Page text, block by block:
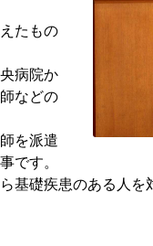
たもの
病院か
などの
を派遣
です。
基礎疾患のある人